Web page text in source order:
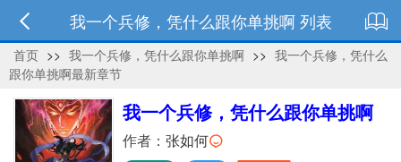
我一个兵修，凭什么跟你单挑啊 列表
首页 >> 我一个兵修，凭什么跟你单挑啊 >> 我一个兵修，凭什么
跟你单挑啊最新章节
我一个兵修，凭什么跟你单挑啊
作者： 张如何